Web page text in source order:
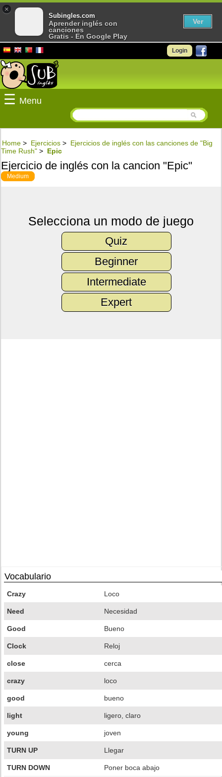
Login
☰ Menu
Home > Ejercicios > Ejercicios de inglés con las canciones de "Big
Time Rush" > Epic
Ejercicio de inglés con la cancion "Epic"
Medium
Selecciona un modo de juego
Quiz
Beginner
Intermediate
Expert
Vocabulario
Crazy Loco
Need Necesidad
Good Bueno
Clock Reloj
close cerca
crazy loco
good bueno
light ligero, claro
young joven
TURN UP Llegar
TURN DOWN Poner boca abajo
×
Subingles.com
Aprender inglés con
canciones
Gratis - En Google Play
Ver